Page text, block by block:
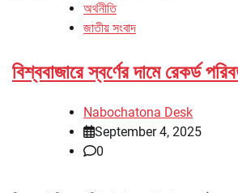
অর্থনীতি
জাতীয় সংবাদ
বিশ্ববাজারে স্বর্ণের দামে রেকর্ড
Nabochatona Desk
September 4, 2025
0